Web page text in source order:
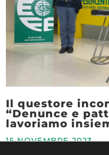
Il questore
“Denunce e
lavoriamo
15 NOVEMBRE 2023